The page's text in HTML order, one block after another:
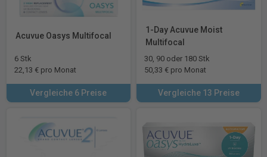
Acuvue Oasys Multifocal
6 Stk
22,13 € pro Monat
Vergleiche 6 Preise
1-Day Acuvue Moist
Multifocal
30, 90 oder 180 Stk
50,33 € pro Monat
Vergleiche 13 Preise